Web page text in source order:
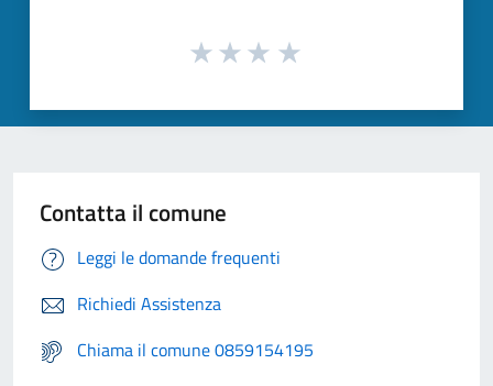
Contatta il comune
Leggi le domande frequenti
Richiedi Assistenza
Chiama il comune 0859154195